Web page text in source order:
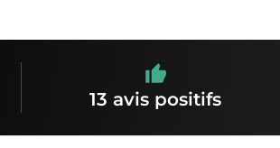
13 avis positifs